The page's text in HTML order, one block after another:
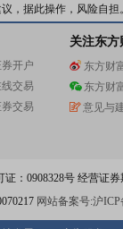
，据此操作，风险自担